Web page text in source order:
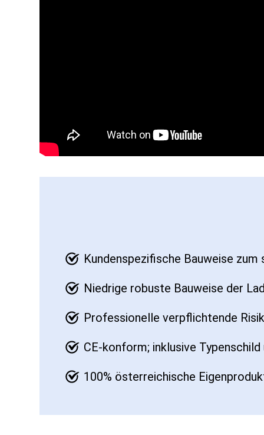
Kundenspezifische Bauweise
Niedrige robuste Bauweise der
Professionelle verpflichtende
CE-konform; inklusive
100% österreichische